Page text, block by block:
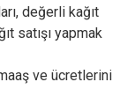
değerli kağıt
satışı yapmak
ve ücretlerini